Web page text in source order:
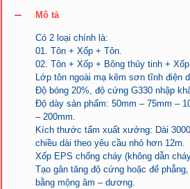
Mô tả
Có 2 loại chính là:
01. Tôn + Xốp + Tôn.
02. Tôn + Xốp + Bông thủy tinh + Xốp
Lớp tôn ngoài mạ kẽm sơn tĩnh điện
Độ bóng 20%, độ cứng G330 nhập
Độ dày sản phẩm: 50mm – 75mm –
– 200mm.
Kích thước tấm xuất xưởng: Dài
chiều dài theo yêu cầu nhỏ hơn 12m.
Xốp EPS chống cháy (không dẫn
Tạo gân tăng độ cứng hoặc để
bằng mộng âm – dương.